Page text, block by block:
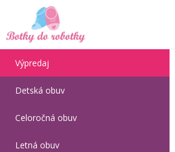
Výpredaj
Detská obuv
Celoročná obuv
Letná obuv